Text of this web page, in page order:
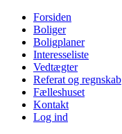
Videre
indhold
Forsiden
Boliger
Boligplaner
Interesseliste
Vedtægter
Referat og regnskab
Fælleshuset
Kontakt
Log ind